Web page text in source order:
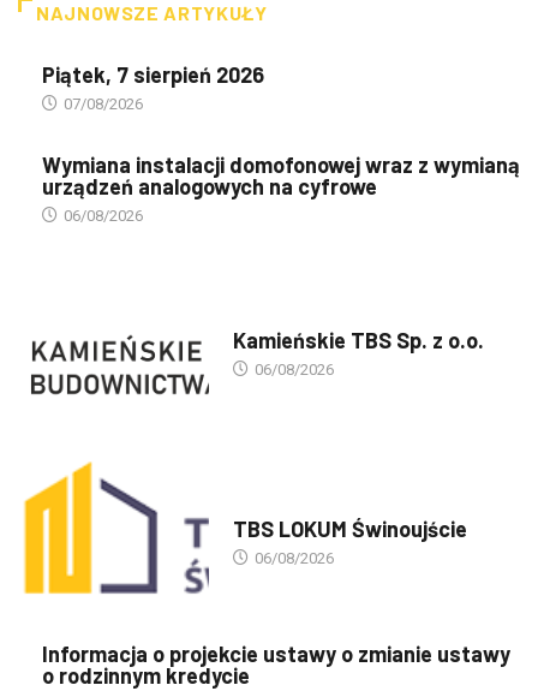
NAJNOWSZE ARTYKUŁY
Piątek, 7 sierpień 2026
07/08/2026
Wymiana instalacji domofonowej wraz z wymianą
urządzeń analogowych na cyfrowe
06/08/2026
Kamieńskie TBS Sp. z o.o.
06/08/2026
TBS LOKUM Świnoujście
06/08/2026
Informacja o projekcie ustawy o zmianie ustawy
o rodzinnym kredycie